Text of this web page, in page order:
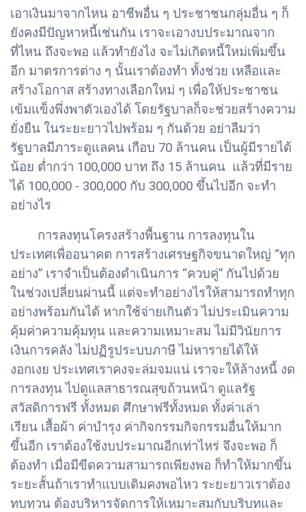
เอาเงินมาจากไหน อาชีพอื่น ๆ ประชาชนกลุ่มอื่น ๆ ก็
ยังคงมีปัญหาหนี้เช่นกัน เราจะเอางบประมาณจาก
ที่ไหน ถึงจะพอ แล้วทำยังไง จะไม่เกิดหนี้ใหม่เพิ่มขึ้น
อีก มาตรการต่าง ๆ นั้นเราต้องทำ ทั้งช่วย เหลือและ
สร้างโอกาส สร้างทางเลือกใหม่ ๆ เพื่อให้ประชาชน
เข้มแข็งพึ่งพาตัวเองได้ โดยรัฐบาลก็จะช่วยสร้างความ
ยั่งยืน ในระยะยาวไปพร้อม ๆ กันด้วย อย่าลืมว่า
รัฐบาลมีภาระดูแลคน เกือบ 70 ล้านคน เป็นผู้มีรายได้
น้อย ต่ำกว่า 100,000 บาท ถึง 15 ล้านคน แล้วที่มีราย
ได้ 100,000 - 300,000 กับ 300,000 ขึ้นไปอีก จะทำ
อย่างไร
การลงทุนโครงสร้างพื้นฐาน การลงทุนใน
ประเทศเพื่ออนาคต การสร้างเศรษฐกิจขนาดใหญ่ “ทุก
อย่าง” เราจำเป็นต้องดำเนินการ “ควบคู่” กันไปด้วย
ในช่วงเปลี่ยนผ่านนี้ แต่จะทำอย่างไรให้สามารถทำทุก
อย่างพร้อมกันได้ หากใช้จ่ายเกินตัว ไม่ประเมินความ
คุ้มค่าความคุ้มทุน และความเหมาะสม ไม่มีวินัยการ
เงินการคลัง ไม่ปฏิรูประบบภาษี ไม่หารายได้ให้
งอกเงย ประเทศเราคงจะล่มจมแน่ เราจะให้ล้างหนี้ งด
การลงทุน ไปดูแลสาธารณสุขถ้วนหน้า ดูแลรัฐ
สวัสดิการฟรี ทั้งหมด ศึกษาฟรีทั้งหมด ทั้งค่าเล่า
เรียน เสื้อผ้า ค่าบำรุง ค่ากิจกรรมกิจกรรมอื่นให้มาก
ขึ้นอีก เราต้องใช้งบประมาณอีกเท่าไหร่ จึงจะพอ ก็
ต้องทำ เมื่อมีขีดความสามารถเพียงพอ ก็ทำให้มากขึ้น
ระยะสั้นถ้าเราทำแบบเดิมคงพอไหว ระยะยาวเราต้อง
ทบทวน ต้องบริหารจัดการให้เหมาะสมกับบริบทและ